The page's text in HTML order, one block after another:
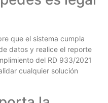
que el sistema cumpla
datos y realice el reporte
del RD 933/2021
cualquier solución